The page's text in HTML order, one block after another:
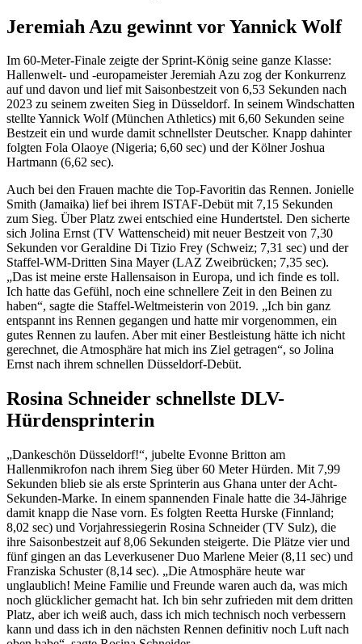
Jeremiah Azu gewinnt vor Yannick Wolf
Im 60-Meter-Finale zeigte der Sprint-König seine ganze Klasse:
Hallenwelt- und -europameister Jeremiah Azu zog der Konkurrenz
auf und davon und lief mit Saisonbestzeit von 6,53 Sekunden nach
2023 zu seinem zweiten Sieg in Düsseldorf. In seinem Windschatten
stellte Yannick Wolf (München Athletics) mit 6,60 Sekunden seine
Bestzeit ein und wurde damit schnellster Deutscher. Knapp dahinter
folgten Fola Olaoye (Nigeria; 6,60 sec) und der Kölner Joshua
Hartmann (6,62 sec).
Auch bei den Frauen machte die Top-Favoritin das Rennen. Jonielle
Smith (Jamaika) lief bei ihrem ISTAF-Debüt mit 7,15 Sekunden
zum Sieg. Über Platz zwei entschied eine Hundertstel. Den sicherte
sich Jolina Ernst (TV Wattenscheid) mit neuer Bestzeit von 7,30
Sekunden vor Geraldine Di Tizio Frey (Schweiz; 7,31 sec) und der
Staffel-WM-Dritten Sina Mayer (LAZ Zweibrücken; 7,35 sec).
„Das ist meine erste Hallensaison in Europa, und ich finde es toll.
Ich hatte das Gefühl, noch eine schnellere Zeit in den Beinen zu
haben“, sagte die Staffel-Weltmeisterin von 2019. „Ich bin ganz
entspannt ins Rennen gegangen und hatte mir vorgenommen, ein
gutes Rennen zu laufen. Aber mit einer Bestleistung hätte ich nicht
gerechnet, die Atmosphäre hat mich ins Ziel getragen“, so Jolina
Ernst nach ihrem schnellen Düsseldorf-Debüt.
Rosina Schneider schnellste DLV-
Hürdensprinterin
„Dankeschön Düsseldorf!“, jubelte Evonne Britton am
Hallenmikrofon nach ihrem Sieg über 60 Meter Hürden. Mit 7,99
Sekunden blieb sie als erste Sprinterin aus Ghana unter der Acht-
Sekunden-Marke. In einem spannenden Finale hatte die 34-Jährige
damit knapp die Nase vorn. Es folgten Reetta Hurske (Finnland;
8,02 sec) und Vorjahressiegerin Rosina Schneider (TV Sulz), die
ihre Saisonbestzeit auf 8,06 Sekunden steigerte. Die Plätze vier und
fünf gingen an das Leverkusener Duo Marlene Meier (8,11 sec) und
Franziska Schuster (8,14 sec). „Die Atmosphäre heute war
unglaublich! Meine Familie und Freunde waren auch da, was mich
noch glücklicher gemacht hat. Ich bin sehr zufrieden mit dem dritten
Platz, aber ich weiß auch, dass ich mich technisch noch verbessern
kann und dass ich in den nächsten Rennen definitiv noch Luft nach